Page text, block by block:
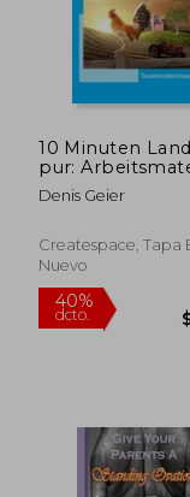
45%
dcto.
10 Minuten
pur:
zur
Denis Geier
Createspace, Tapa
Nuevo